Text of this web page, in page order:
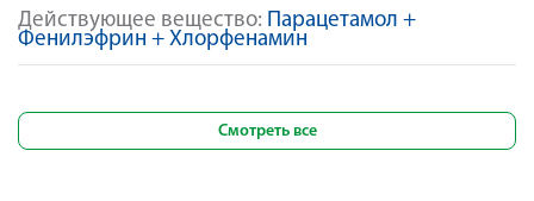
Действующее вещество: Парацетамол +
Фенилэфрин + Хлорфенамин
Смотреть все